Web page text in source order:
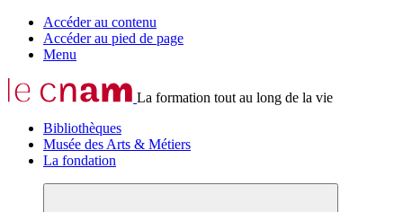
Accéder au contenu
Accéder au pied de page
Menu
La formation tout au long de la vie
Bibliothèques
Musée des Arts & Métiers
La fondation